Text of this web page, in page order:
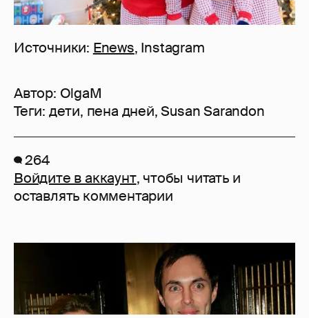
Источники: Enews, Instagram
Автор: OlgaM
Теги: дети, пена дней,Susan Sarandon
264
Войдите в аккаунт, чтобы читать и
оставлять комментарии